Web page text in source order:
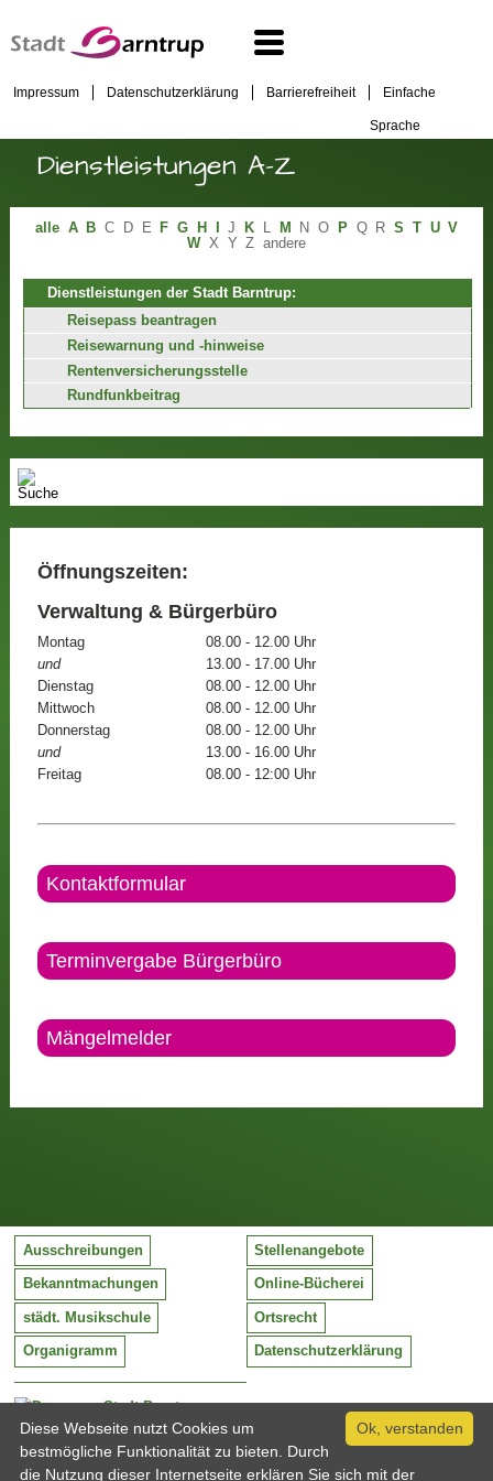
Impressum Datenschutzerklärung Barrierefreiheit Einfache
Sprache
Dienstleistungen A-Z
alle A B C D E F G H J K L M N O P Q R S T U V
W X Y Z andere
Dienstleistungen der Stadt Barntrup:
Reisepass beantragen
Reisewarnung und -hinweise
Rentenversicherungsstelle
Rundfunkbeitrag
Öffnungszeiten:
Verwaltung & Bürgerbüro
Montag
08.00 - 12.00 Uhr
und
13.00 - 17.00 Uhr
Dienstag
08.00 - 12.00 Uhr
Mittwoch
08.00 - 12.00 Uhr
Donnerstag
08.00 - 12.00 Uhr
und
13.00 - 16.00 Uhr
Freitag
08.00 - 12:00 Uhr
Kontaktformular
Terminvergabe Bürgerbüro
Mängelmelder
Stadt Barntrup
Mittelstraße 38
32683 Barntrup
Tel:
05263 / 409-0
Ausschreibungen Stellenangebote
Bekanntmachungen Online-Bücherei
städt. Musikschule Ortsrecht
Organigramm Datenschutzerklärung
Ok, verstanden
Diese Webseite nutzt Cookies um
bestmögliche Funktionalität zu bieten. Durch
die Nutzung dieser Internetseite erklären Sie sich mit der